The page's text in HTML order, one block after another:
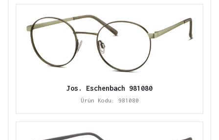
Jos. Eschenbach 981080
Ürün Kodu: 981080